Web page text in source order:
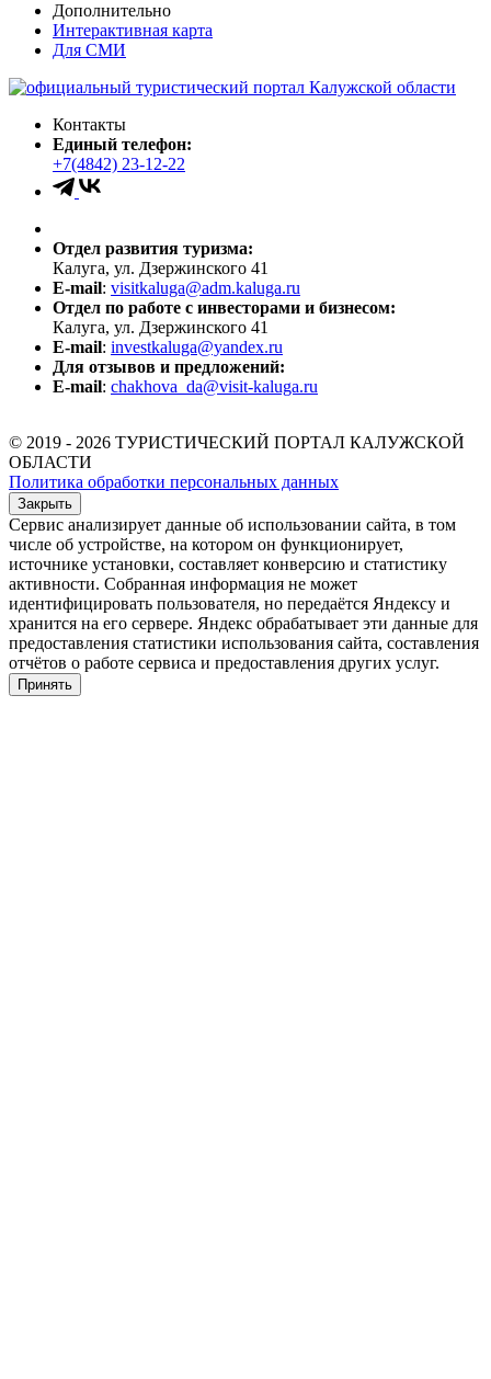
Дополнительно
Интерактивная карта
Для СМИ
Контакты
Единый телефон:
+7(4842) 23-12-22
Отдел развития туризма:
Калуга, ул. Дзержинского 41
E-mail: visitkaluga@adm.kaluga.ru
Отдел по работе с инвесторами и бизнесом:
Калуга, ул. Дзержинского 41
E-mail: investkaluga@yandex.ru
Для отзывов и предложений:
E-mail: chakhova_da@visit-kaluga.ru
© 2019 - 2026 ТУРИСТИЧЕСКИЙ ПОРТАЛ КАЛУЖСКОЙ
ОБЛАСТИ
Политика обработки персональных данных
Закрыть
Сервис анализирует данные об использовании сайта, в том
числе об устройстве, на котором он функционирует,
источнике установки, составляет конверсию и статистику
активности. Собранная информация не может
идентифицировать пользователя, но передаётся Яндексу и
хранится на его сервере. Яндекс обрабатывает эти данные для
предоставления статистики использования сайта, составления
отчётов о работе сервиса и предоставления других услуг.
Принять